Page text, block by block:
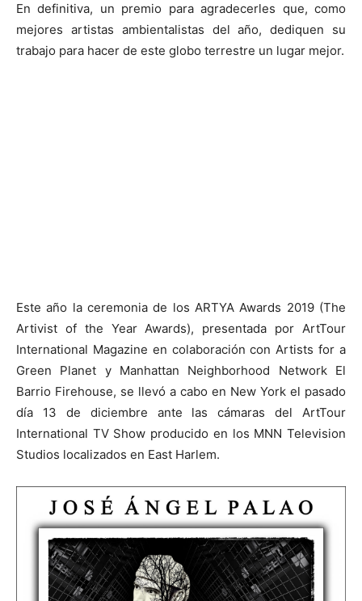
En definitiva, un premio para agradecerles que, como
mejores artistas ambientalistas del año, dediquen su
trabajo para hacer de este globo terrestre un lugar mejor.
Este año la ceremonia de los ARTYA Awards 2019 (The
Artivist of the Year Awards), presentada por ArtTour
International Magazine en colaboración con Artists for a
Green Planet y Manhattan Neighborhood Network El
Barrio Firehouse, se llevó a cabo en New York el pasado
día 13 de diciembre ante las cámaras del ArtTour
International TV Show producido en los MNN Television
Studios localizados en East Harlem.